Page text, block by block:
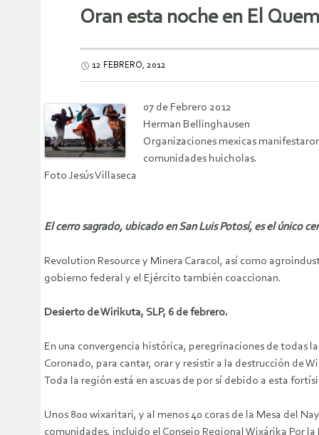
Oran esta noche en El
12 FEBRERO, 2012
07 de Febrero 2012
Herman Bellinghausen
Organizaciones mexicas
comunidades huicholas.
Foto Jesús Villaseca
El cerro sagrado, ubicado en San Luis Potosí, es el único
Revolution Resource y Minera Caracol, así como
gobierno federal y el Ejército también coaccionan.
Desierto de Wirikuta, SLP, 6 de febrero.
En una convergencia histórica, peregrinaciones de todas
Coronado, para cantar, orar y resistir a la destrucción de
Toda la región está en ascuas de por sí debido a esta
Unos 800 wixaritari, y al menos 40 coras de la Mesa del
comunidades, incluido el Consejo Regional Wixárika Por